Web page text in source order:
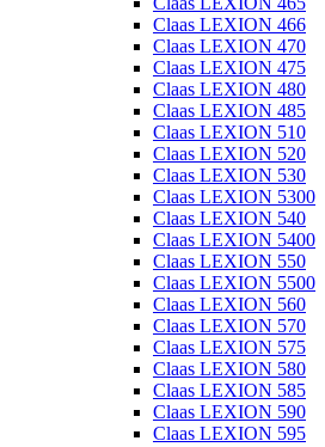
Claas LEXION 466
Claas LEXION 470
Claas LEXION 475
Claas LEXION 480
Claas LEXION 485
Claas LEXION 510
Claas LEXION 520
Claas LEXION 530
Claas LEXION 5300
Claas LEXION 540
Claas LEXION 5400
Claas LEXION 550
Claas LEXION 5500
Claas LEXION 560
Claas LEXION 570
Claas LEXION 575
Claas LEXION 580
Claas LEXION 585
Claas LEXION 590
Claas LEXION 595